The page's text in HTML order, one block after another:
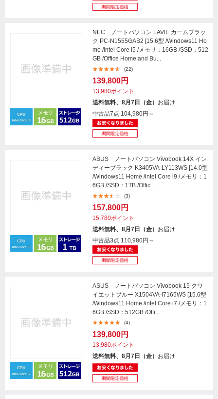
NEC ノートパソコン LAVIE カームブラッ
ク PC-N1555GAB2 [15.6型 /Windows11 Ho
me /intel Core i5 /メモリ：16GB /SSD：512
GB /Office Home and Bu...
(22)
139,800円
13,980ポイント
送料無料、8月7日（金） お届け
中古品7点 104,980円～
ASUS ノートパソコン Vivobook 14X イン
ディーブラック K3405VA-LY113WS [14.0型
/Windows11 Home /intel Core i9 /メモリ：1
6GB /SSD：1TB /Offic...
(3)
157,800円
15,780ポイント
送料無料、8月7日（金） お届け
中古品3点 110,980円～
ASUS ノートパソコン Vivobook 15 クワ
イエットブルー X1504VA-I7165WS [15.6型
/Windows11 Home /intel Core i7 /メモリ：1
6GB /SSD：512GB /Offi...
(4)
139,800円
13,980ポイント
送料無料、8月7日（金） お届け